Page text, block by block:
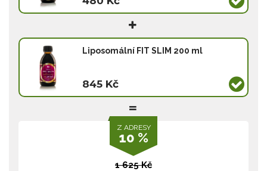
Liposomální FIT SLIM 200 ml
845 Kč
Z ADRESY
10 %
1 625 Kč